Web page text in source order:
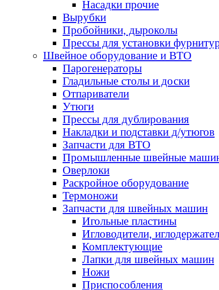
Насадки прочие
Вырубки
Пробойники, дыроколы
Прессы для установки
Швейное оборудование и ВТО
Парогенераторы
Гладильные столы и доски
Отпариватели
Утюги
Прессы для дублирования
Накладки и подставки д/утюгов
Запчасти для ВТО
Промышленные швейные
Оверлоки
Раскройное оборудование
Термоножи
Запчасти для швейных машин
Игольные пластины
Игловодители,
Комплектующие
Лапки для швейных машин
Ножи
Приспособления